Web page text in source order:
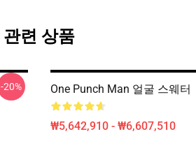
관련 상품
-20% One Punch Man 얼굴 스웨터
₩5,642,910 - ₩6,607,510